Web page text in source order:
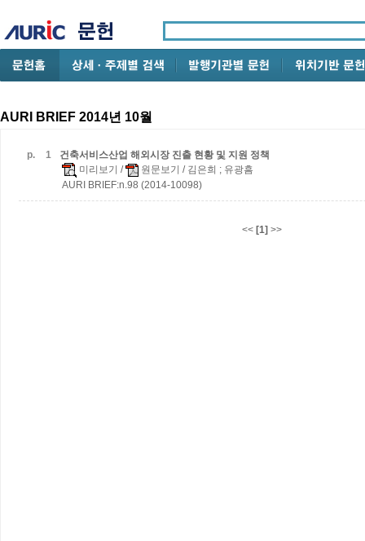
AURI BRIEF 2014년 10월
p. 1
건축서비스산업 해외시장 진출 현황 및 지원 정책
미리보기 / 원문보기 / 김은희 ; 유광흠
AURI BRIEF:n.98 (2014-10098)
<< [1] >>